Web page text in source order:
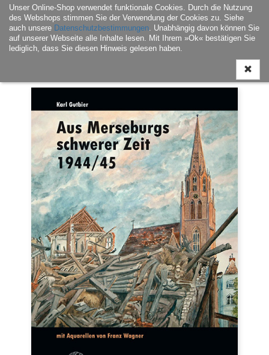
Unser Online-Shop verwendet funktionale Cookies. Durch die Nutzung
des Webshops stimmen Sie der Verwendung der Cookies zu. Siehe
auch unsere Datenschutzbestimmungen. Unabhängig davon können Sie
auf unserer Webseite alle Inhalte lesen. Mit Ihrem »Ok« bestätigen Sie
lediglich, dass Sie diesen Hinweis gelesen haben.
ein-/